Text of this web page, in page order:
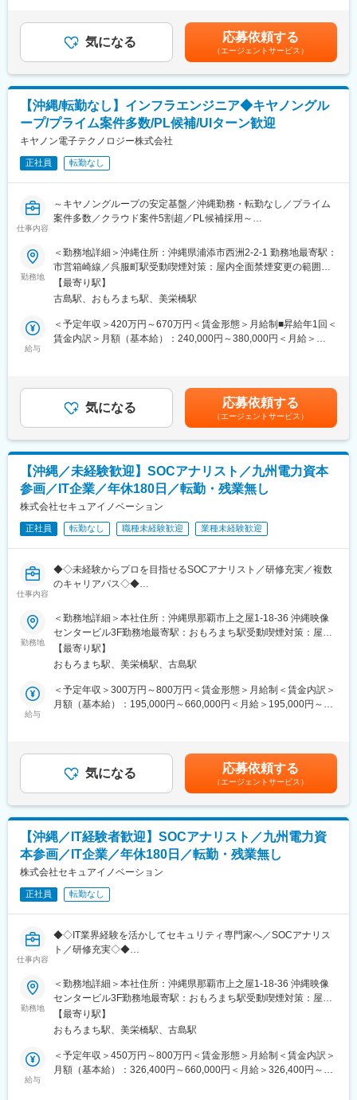
業務効率化の検討・提案を行うことができます。
自ら課題を発見し、創意工夫を凝らしながら業務改善を推進でき
変更の範囲：会社の定める業務
◇お客様からのITに関する問い合わせ対応
◇運用改善・技術的な提案 など
※経験・スキルに応じた業務からお任せします
■ポジションの特徴：
◎自治体・民間企業など多様な顧客環境に携われるため、幅広い
実務経験が積める
◎CCNAやLPIC／LinuCなどの基礎知識を活かし、業務を通じて
着実にスキルアップ可能
◎設計・構築から運用・保守まで一貫して携われるため、インフ
ラエンジニアとしての成長実感あり
◎地域密着型の事業で、沖縄のIT基盤を支えるやりがいのある仕
事
2011年に設立して以来、お客様が快適なネットワーク環境を享受
できるよう、ICTインフラの構築、保守、コンサルティングのサー
ビスを一貫して提供してきました。
本社が立地する名護市を含めた沖縄本島の北部地域には、同様な
ての自治体から仕事を請け負っております。
地理的な特徴だけではなく、エンジニアたちが有する高い技術力
変更の範囲：会社の定める業務
給：年1回 残業手当：残業時間に応じて別途支給 ＜モデル年収
＞年収380万円／入社2年目年収500万円／入社5年目賃金はあくま
でも目安の金額であり、選考を通じて上下する可能性がありま
す。月給(月額)は固定手当を含めた表記です。
気になる 応募依頼する
（エージェントサービス）
【沖縄/転勤なし】インフラエンジニア◆キヤノングル
ープ/プライム案件多数/PL候補/UIターン歓迎
キヤノン電子テクノロジー株式会社
正社員 転勤なし
仕事内容
～キヤノングループの安定基盤／沖縄勤務・転勤なし／プライム
案件多数／クラウド案件5割超／PL候補採用～
ップ可能
◎金融・官公庁・文教案件多数！顧客に近い立場で技術力を発揮
◎年休126日×残業月18h程×離職率6％の働きやすい環境
■募集背景
沖縄事業部は30年以上にわたり地域企業・官公庁・金融機関など
のお客様のIT基盤を支え続けてきました。近年はクラウド・仮想
す。
想化、クラウド環境など多彩な案件があり、上流工程や顧客折衝
にも携わることが可能です。
■職務詳細
・サーバ／ネットワークの設計・構築
・オンプレミス環境の刷新、移行対応
・AWS、Azureなどクラウド環境の設計・構築
・システム運用保守、障害対応、改善提案
・顧客との打ち合わせ、要件整理
・プロジェクト進捗管理、品質管理
り組めます。
■組織体制
沖縄事業部への配属となります。プロジェクトは数名規模から10
ます。経験豊富なメンバーも多く、技術面・マネジメント面の双
方を学べる環境です。
ーとして活躍いただきます。その後はPL・PMとしてプロジェク
トを牽引するポジションへステップアップ可能です。
■働き方
転勤なしで沖縄に根差して働ける環境です。平均残業時間は月20
時間未満、有給取得率76％以上、年間休日126日。ワークライフ
バランスを大切にしながら、上流工程やリーダーポジションへ挑
戦できます。
■企業の特徴/魅力
客との直接取引を通じて技術力を磨けます。
勤務地
＜勤務地詳細＞沖縄住所：沖縄県浦添市西洲2-2-1 勤務地最寄駅：
市営箱崎線／呉服町駅受動喫煙対策：屋内全面禁煙変更の範囲：
会社の定める事業所
【最寄り駅】
古島駅、おもろまち駅、美栄橋駅
給与
＜予定年収＞420万円～670万円＜賃金形態＞月給制■昇給年1回＜
賃金内訳＞月額（基本給）：240,000円～380,000円＜月給＞
万円（入社18年目 管理職）※賞与：年2回（6月、12月）※支給額
は、業績により変動します。決算賞与有。賃金はあくまでも目安
の金額であり、選考を通じて上下する可能性があります。月給(月
額)は固定手当を含めた表記です。
気になる 応募依頼する
（エージェントサービス）
【沖縄／未経験歓迎】SOCアナリスト／九州電力資本
参画／IT企業／年休180日／転勤・残業無し
株式会社セキュアイノベーション
正社員 転勤なし 職種未経験歓迎 業種未経験歓迎
仕事内容
◆◇未経験からプロを目指せるSOCアナリスト／研修充実／複数
のキャリアパス◇◆
■採用背景：
サイバー攻撃の高度化・増加に伴い、SOC（Security Operation
Center）の体制強化を目的とした増員募集です。将来的にはシニ
アアナリストやセキュリティコンサルタントなど、中核人材とし
てご活躍いただくことを期待しています。
■業務内容：
【主な業務】
・SIEMなど専用ツールを用いたログ・イベントの監視
・攻撃／侵入の痕跡調査、インシデントの原因分析
・ナレッジシステムの更新、対応履歴のドキュメント化
■研修・教育体制：
入社後1～3ヶ月は、レベルに応じた実践型研修を実施します。
・基礎研修：会社・チーム説明、社内ツール、セキュリティ基礎
（セキスペ問題演習）
・技術研修：ログ分析トレーニング、SIEM操作トレーニング
・OJT：アラート対応の一連の流れ習得、アノマリ調査の実践、
報告書作成 など
※4～8名のチーム体制で、いつでも質問しやすい環境です。
■必須要件：
・IT関連業務経験（Office操作、IT基本用語の理解レベルで可）
・基本的なビジネスマナー・PCスキル
・サイバーセキュリティへの強い興味・学習意欲
■キャリア・得られるスキル：
勤務地
＜勤務地詳細＞本社住所：沖縄県那覇市上之屋1-18-36 沖縄映像
センタービル3F勤務地最寄駅：おもろまち駅受動喫煙対策：屋内
全面禁煙変更の範囲：会社の定める事業所（リモートワーク含
む）
【最寄り駅】
おもろまち駅、美栄橋駅、古島駅
給与
＜予定年収＞300万円～800万円＜賃金形態＞月給制＜賃金内訳＞
月額（基本給）：195,000円～660,000円＜月給＞195,000円～
績：2.4か月分）※設立以来支給率100％※業績や評価により変動あ
り賃金はあくまでも目安の金額であり、選考を通じて上下する可
能性があります。月給(月額)は固定手当を含めた表記です。
気になる 応募依頼する
（エージェントサービス）
【沖縄／IT経験者歓迎】SOCアナリスト／九州電力資
本参画／IT企業／年休180日／転勤・残業無し
株式会社セキュアイノベーション
正社員 転勤なし
仕事内容
◆◇IT業界経験を活かしてセキュリティ専門家へ／SOCアナリス
ト／研修充実◇◆
■採用背景：
企業を狙ったサイバー攻撃の高度化に対応するため、SOC体制の
拡大を進めています。ネットワーク・サーバー運用監視や保守の
ご経験をお持ちで、今後セキュリティ専門性を高めたい方を増員
募集します。将来的にはシニアアナリストやセキュリティコンサ
ルタントなどの中核人材としての活躍を期待しています。
勤務地
＜勤務地詳細＞本社住所：沖縄県那覇市上之屋1-18-36 沖縄映像
センタービル3F勤務地最寄駅：おもろまち駅受動喫煙対策：屋内
全面禁煙変更の範囲：会社の定める事業所（リモートワーク含
む）
【最寄り駅】
おもろまち駅、美栄橋駅、古島駅
給与
＜予定年収＞450万円～800万円＜賃金形態＞月給制＜賃金内訳＞
月額（基本給）：326,400円～660,000円＜月給＞326,400円～